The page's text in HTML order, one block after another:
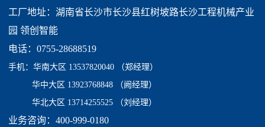
工厂地址：湖南省长沙市长沙县红树坡路长沙工程机械产业
园 领创智能
电话：0755-28688519
手机： 华南大区 13537820040 （郑经理）
华中大区 13923768848 （阙经理）
华北大区 13714255525 （刘经理）
业务咨询：400-999-0180